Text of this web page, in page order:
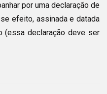
por uma declaração de
efeito, assinada e datada
(essa declaração deve ser